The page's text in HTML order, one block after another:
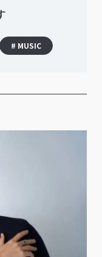
# MUSIC